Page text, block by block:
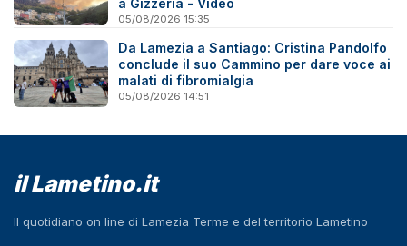
05/08/2026 15:35
Da Lamezia a Santiago: Cristina Pandolfo
conclude il suo Cammino per dare voce ai
malati di fibromialgia
05/08/2026 14:51
il Lametino.it
Il quotidiano on line di Lamezia Terme e del territorio Lametino